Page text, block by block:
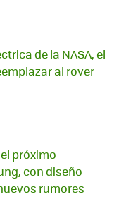
de la NASA, el
al rover
próximo
con diseño
rumores